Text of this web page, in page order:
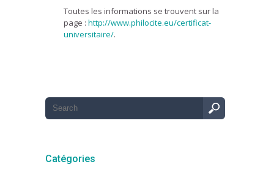
Toutes les informations se trouvent sur la
page : http://www.philocite.eu/certificat-
universitaire/.
Catégories